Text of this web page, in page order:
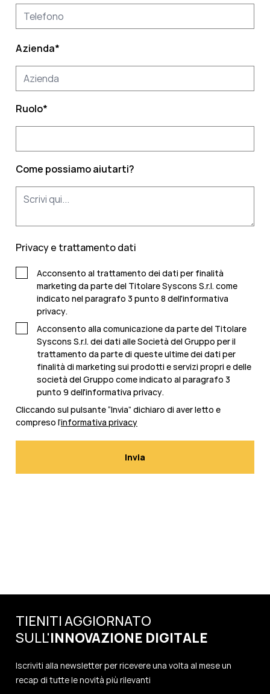
Azienda*
Ruolo*
Come possiamo aiutarti?
Privacy e trattamento dati
Acconsento al trattamento dei dati per finalità
marketing da parte del Titolare Syscons S.r.l. come
indicato nel paragrafo 3 punto 8 dell'informativa
privacy.
Acconsento alla comunicazione da parte del Titolare
Syscons S.r.l. dei dati alle Società del Gruppo per il
trattamento da parte di queste ultime dei dati per
finalità di marketing sui prodotti e servizi propri e delle
società del Gruppo come indicato al paragrafo 3
punto 9 dell'informativa privacy.
Cliccando sul pulsante “Invia” dichiaro di aver letto e
compreso l’informativa privacy
TIENITI AGGIORNATO
SULL'INNOVAZIONE DIGITALE
Iscriviti alla newsletter per ricevere una volta al mese un
recap di tutte le novità più rilevanti